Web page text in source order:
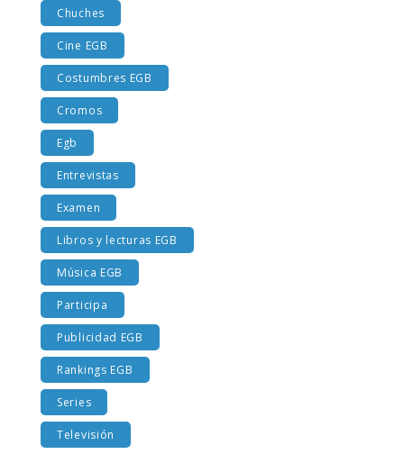
Chuches
Cine EGB
Costumbres EGB
Cromos
Egb
Entrevistas
Examen
Libros y lecturas EGB
Música EGB
Participa
Publicidad EGB
Rankings EGB
Series
Televisión